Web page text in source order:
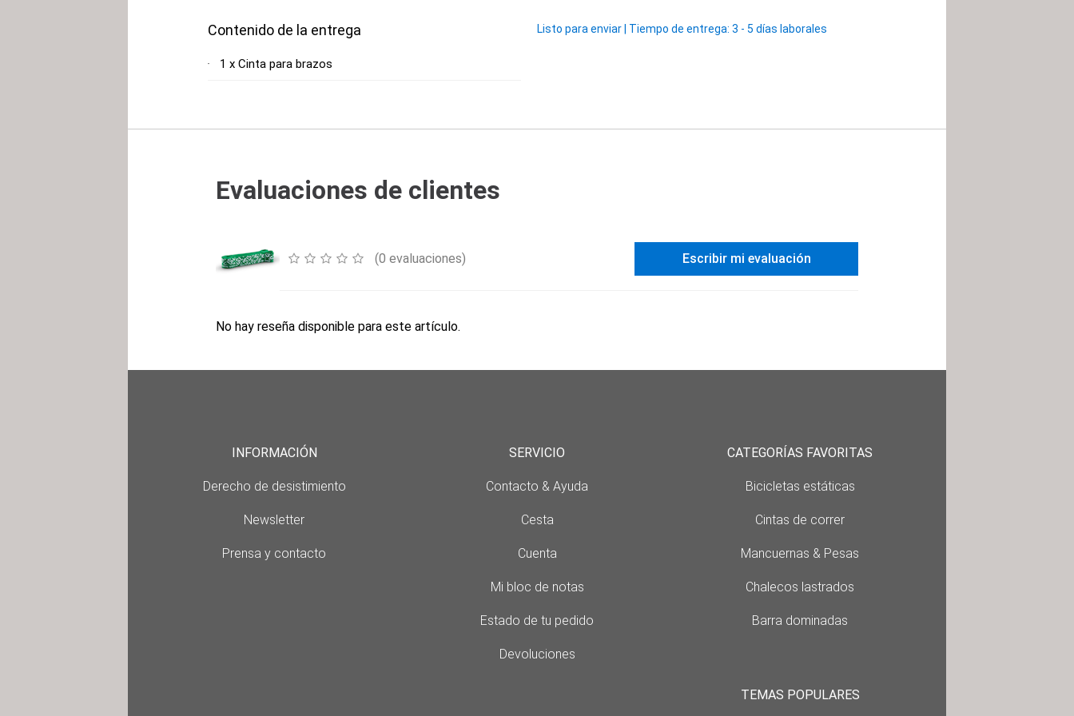
Contenido de la entrega
1 x Cinta para brazos
Listo para enviar Tiempo de entrega: 3 - 5 días laborales
Evaluaciones de clientes
(0 evaluaciones) Escribir mi evaluación
No hay reseña disponible para este artículo.
INFORMACIÓN
Derecho de desistimiento
Newsletter
Prensa y contacto
SERVICIO
Contacto & Ayuda
Cesta
Cuenta
Mi bloc de notas
Estado de tu pedido
Devoluciones
CATEGORÍAS FAVORITAS
Bicicletas estáticas
Cintas de correr
Mancuernas & Pesas
Chalecos lastrados
Barra dominadas
TEMAS POPULARES